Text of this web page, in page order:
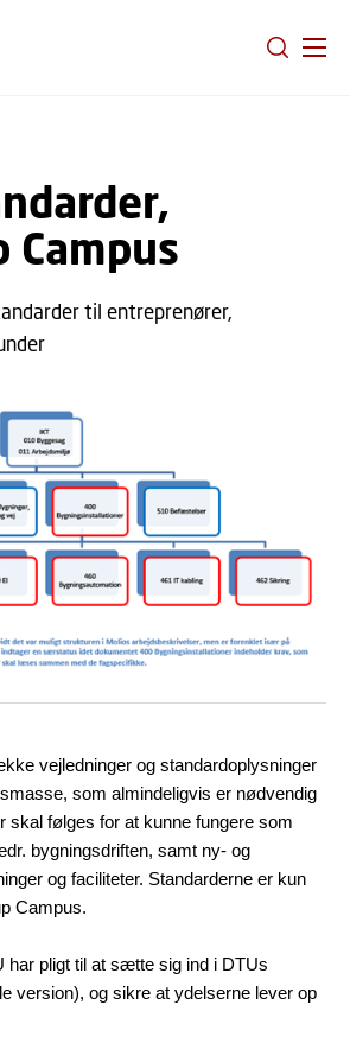
Campus
til entreprenører,
vejledninger og standardoplysninger
som almindeligvis er nødvendig
skal følges for at kunne fungere som
bygningsdriften, samt ny- og
og faciliteter. Standarderne er kun
Campus.
har pligt til at sætte sig ind i DTUs
version), og sikre at ydelserne lever op